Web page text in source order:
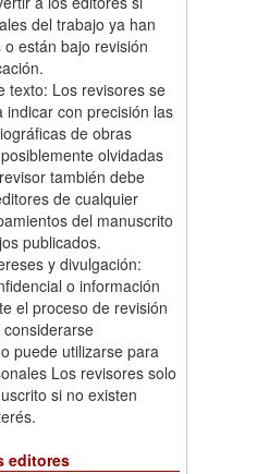
del trabajo ya han
están bajo revisión
texto: Los revisores se
indicar con precisión las
de obras
olvidadas
también debe
de cualquier
del manuscrito
publicados.
y divulgación:
o información
el proceso de revisión
puede utilizarse para
Los revisores solo
si no existen
editores